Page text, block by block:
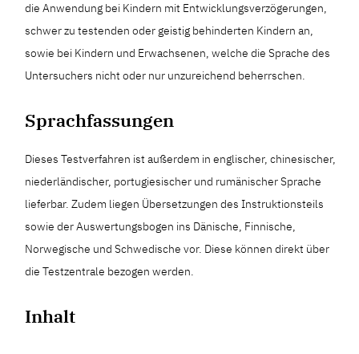
die Anwendung bei Kindern mit Entwicklungsverzögerungen,
schwer zu testenden oder geistig behinderten Kindern an,
sowie bei Kindern und Erwachsenen, welche die Sprache des
Untersuchers nicht oder nur unzureichend beherrschen.
Sprachfassungen
Dieses Testverfahren ist außerdem in englischer, chinesischer,
niederländischer, portugiesischer und rumänischer Sprache
lieferbar. Zudem liegen Übersetzungen des Instruktionsteils
sowie der Auswertungsbogen ins Dänische, Finnische,
Norwegische und Schwedische vor. Diese können direkt über
die Testzentrale bezogen werden.
Inhalt